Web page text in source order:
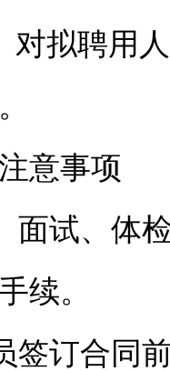
对拟聘用
意事项
试、体检
续。
订合同前